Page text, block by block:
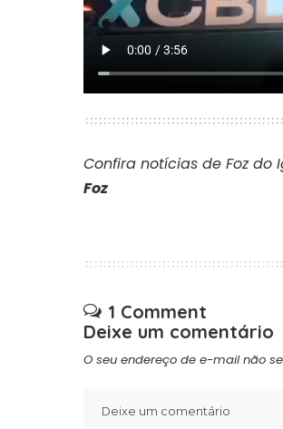
Confira notícias de Foz do
Foz
1 Comment
Deixe um comentário
O seu endereço de e-mail não